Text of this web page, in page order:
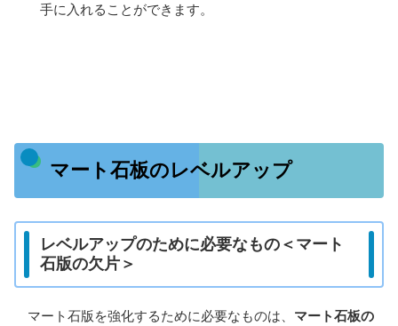
手に入れることができます。
マート石板のレベルアップ
レベルアップのために必要なもの＜マート
石版の欠片＞
マート石版を強化するために必要なものは、 マート石板の